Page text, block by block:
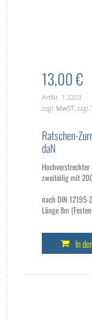
13,00 €
ArtNr. 1.2203
zzgl. MwST, zzgl.
Ratschen-
daN
zweiteilig mit
nach DIN 12195-2
Länge 8m
In